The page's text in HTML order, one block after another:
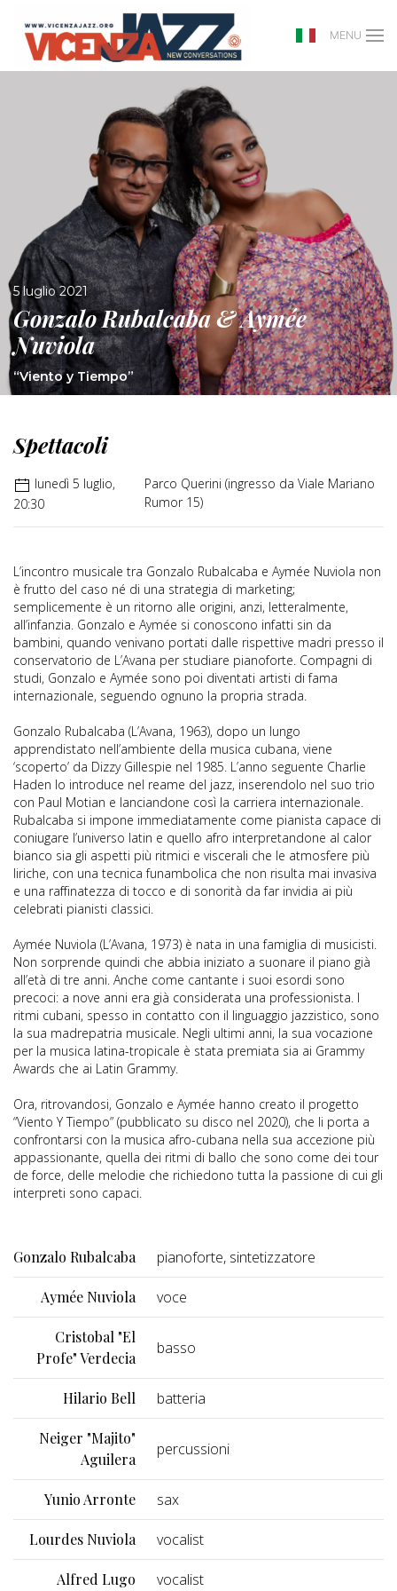
MENU
5 luglio 2021
Gonzalo Rubalcaba & Aymée
Nuviola
“Viento y Tiempo”
Spettacoli
lunedì 5 luglio,
20:30
Parco Querini (ingresso da Viale Mariano
Rumor 15)
L’incontro musicale tra Gonzalo Rubalcaba e Aymée Nuviola non
è frutto del caso né di una strategia di marketing;
semplicemente è un ritorno alle origini, anzi, letteralmente,
all’infanzia. Gonzalo e Aymée si conoscono infatti sin da
bambini, quando venivano portati dalle rispettive madri presso il
conservatorio de L’Avana per studiare pianoforte. Compagni di
studi, Gonzalo e Aymée sono poi diventati artisti di fama
internazionale, seguendo ognuno la propria strada.
Gonzalo Rubalcaba (L’Avana, 1963), dopo un lungo
apprendistato nell’ambiente della musica cubana, viene
‘scoperto’ da Dizzy Gillespie nel 1985. L’anno seguente Charlie
Haden lo introduce nel reame del jazz, inserendolo nel suo trio
con Paul Motian e lanciandone così la carriera internazionale.
Rubalcaba si impone immediatamente come pianista capace di
coniugare l’universo latin e quello afro interpretandone al calor
bianco sia gli aspetti più ritmici e viscerali che le atmosfere più
liriche, con una tecnica funambolica che non risulta mai invasiva
e una raffinatezza di tocco e di sonorità da far invidia ai più
celebrati pianisti classici.
Aymée Nuviola (L’Avana, 1973) è nata in una famiglia di musicisti.
Non sorprende quindi che abbia iniziato a suonare il piano già
all’età di tre anni. Anche come cantante i suoi esordi sono
precoci: a nove anni era già considerata una professionista. I
ritmi cubani, spesso in contatto con il linguaggio jazzistico, sono
la sua madrepatria musicale. Negli ultimi anni, la sua vocazione
per la musica latina-tropicale è stata premiata sia ai Grammy
Awards che ai Latin Grammy.
Ora, ritrovandosi, Gonzalo e Aymée hanno creato il progetto
“Viento Y Tiempo” (pubblicato su disco nel 2020), che li porta a
confrontarsi con la musica afro-cubana nella sua accezione più
appassionante, quella dei ritmi di ballo che sono come dei tour
de force, delle melodie che richiedono tutta la passione di cui gli
interpreti sono capaci.
Gonzalo Rubalcaba pianoforte, sintetizzatore
Aymée Nuviola voce
Cristobal "El
Profe" Verdecia
basso
Hilario Bell batteria
Neiger "Majito"
Aguilera
percussioni
Yunio Arronte sax
Lourdes Nuviola vocalist
Alfred Lugo vocalist